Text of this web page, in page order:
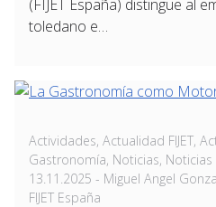
(FIJET España) distingue al
toledano e…
Actividades, Actualidad FIJET,
Gastronomía, Noticias, Noticias
13.11.2025 - Miguel Angel
FIJET España